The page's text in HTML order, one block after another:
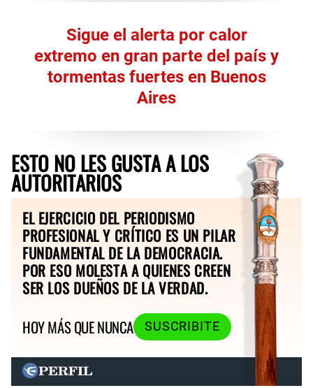
Sigue el alerta por calor
extremo en gran parte del país y
tormentas fuertes en Buenos
Aires
ESTO NO LES GUSTA A LOS
AUTORITARIOS
EL EJERCICIO DEL PERIODISMO
PROFESIONAL Y CRÍTICO ES UN PILAR
FUNDAMENTAL DE LA DEMOCRACIA.
POR ESO MOLESTA A QUIENES CREEN
SER LOS DUEÑOS DE LA VERDAD.
HOY MÁS QUE NUNCA
SUSCRIBITE